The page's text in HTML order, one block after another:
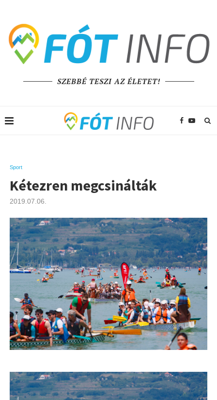
SZEBBÉ TESZI AZ ÉLETET!
Sport
Kétezren megcsinálták
2019.07.06.